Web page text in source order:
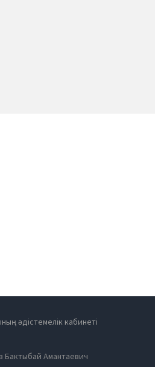
әдістемелік кабинеті
Бактыбай Амантаевич